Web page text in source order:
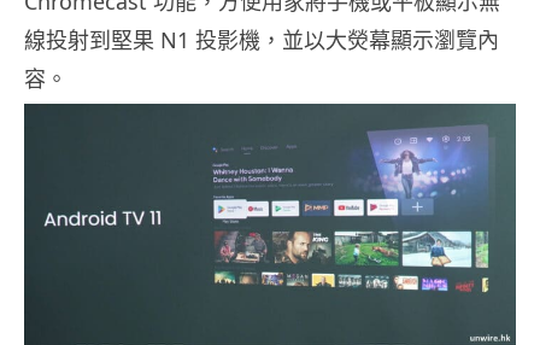
線投射到堅果 N1 投影機，並以大熒幕顯示瀏覽內
容。